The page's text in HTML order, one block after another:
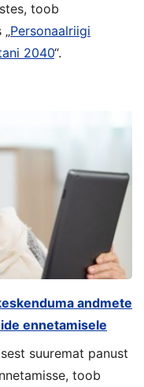
toob
„Personaalriigi
2040“.
andmete
ennetamisele
suuremat panust
toob